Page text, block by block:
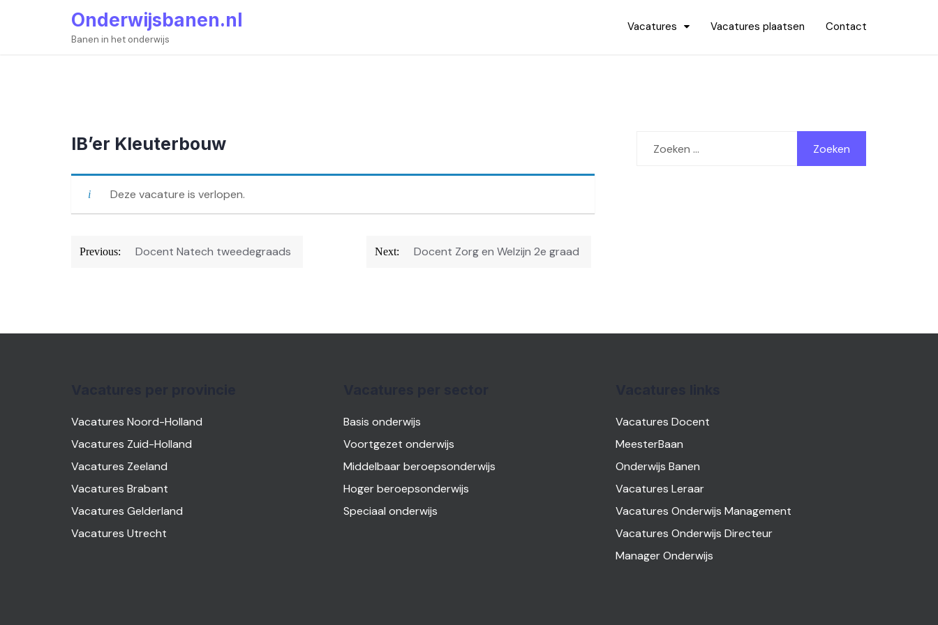
Onderwijsbanen.nl
Banen in het onderwijs
Vacatures Vacatures plaatsen Contact
IB’er Kleuterbouw
Deze vacature is verlopen.
Bericht
Previous: Docent Natech tweedegraads Next: Docent Zorg en Welzijn 2e graad
naar:
Vacatures Noord-Holland
Vacatures Zuid-Holland
Vacatures Zeeland
Vacatures Brabant
Vacatures Gelderland
Vacatures Utrecht
Basis onderwijs
Voortgezet onderwijs
Middelbaar beroepsonderwijs
Hoger beroepsonderwijs
Speciaal onderwijs
Vacatures Docent
MeesterBaan
Onderwijs Banen
Vacatures Leraar
Vacatures Onderwijs Management
Vacatures Onderwijs Directeur
Manager Onderwijs